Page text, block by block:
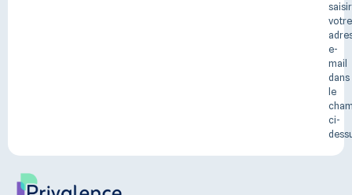
saisir
votre
e-
mail
dans
le
ci-